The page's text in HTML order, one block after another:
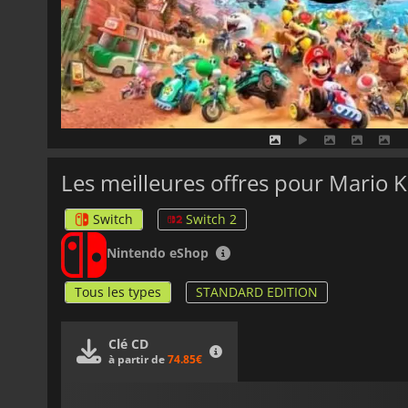
Les meilleures offres pour Mario
Switch
Switch 2
Nintendo eShop
Tous les types STANDARD EDITION
Clé CD
à partir de74.85€